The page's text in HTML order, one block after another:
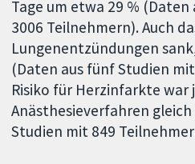
Tage um etwa 29 %
3006 Teilnehmern). Auch
Lungenentzündungen
(Daten aus fünf Studien
Risiko für Herzinfarkte war
Anästhesieverfahren
Studien mit 849